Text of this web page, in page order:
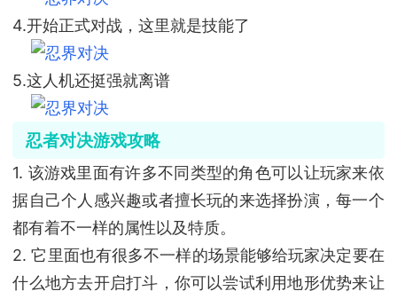
4.开始正式对战，这里就是技能了
5.这人机还挺强就离谱
忍者对决游戏攻略
1. 该游戏里面有许多不同类型的角色可以让玩家来依
据自己个人感兴趣或者擅长玩的来选择扮演，每一个
都有着不一样的属性以及特质。
2. 它里面也有很多不一样的场景能够给玩家决定要在
什么地方去开启打斗，你可以尝试利用地形优势来让